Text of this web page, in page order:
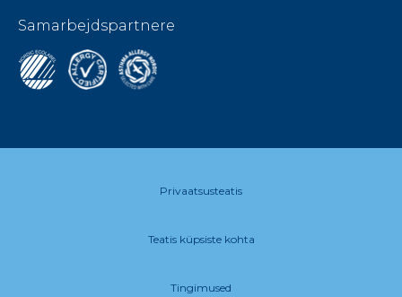
Samarbejdspartnere
Privaatsusteatis
Teatis küpsiste kohta
Tingimused